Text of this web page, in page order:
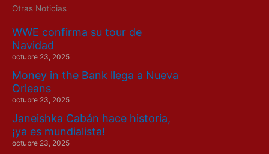
Otras Noticias
WWE confirma su tour de
Navidad
octubre 23, 2025
Money in the Bank llega a Nueva
Orleans
octubre 23, 2025
Janeishka Cabán hace historia,
¡ya es mundialista!
octubre 23, 2025